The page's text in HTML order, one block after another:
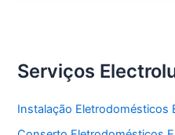
Serviços
Instalação Eletrodomésticos